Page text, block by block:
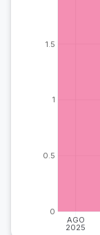
AGO
2025
0
0.5
1
1.5